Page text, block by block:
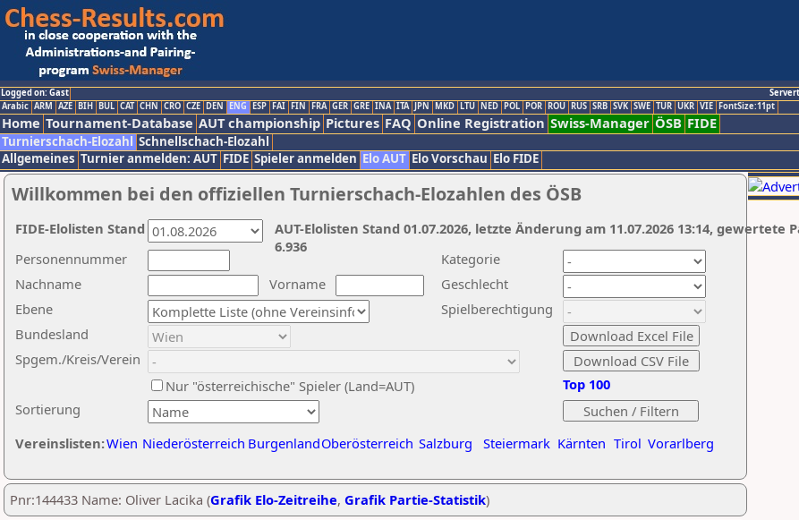
Logged on: Gast
Arabic ARM AZE BIH BUL CAT CHN CRO CZE DEN ENG ESP FAI FIN FRA GER GRE INA ITA JPN MKD LTU NED POL POR ROU RUS SRB SVK SWE TUR UKR VIE FontSize:11pt
Home Tournament-Database AUT championship Pictures FAQ Online Registration Swiss-Manager ÖSB FIDE
Turnierschach-Elozahl Schnellschach-Elozahl
Allgemeines Turnier anmelden: AUT FIDE Spieler anmelden Elo AUT Elo Vorschau Elo FIDE
Willkommen bei den offiziellen Turnierschach-Elozahlen des ÖSB
Nachname
Vorname
Ebene
Kategorie
Sortierung
Personennummer
Bundesland
Spgem./Kreis/Verein
Geschlecht
Nur "österreichische" Spieler (Land=AUT)
Spielberechtigung
Vereinslisten:Wien Niederösterreich BurgenlandOberösterreich Salzburg Steiermark Kärnten Tirol Vorarlberg
Top 100
AUT-Elolisten Stand 01.07.2026, letzte Änderung am 11.07.2026 13:14, gewertete
6.936
FIDE-Elolisten Stand
Pnr:144433 Name: Oliver Lacika (Grafik Elo-Zeitreihe, Grafik Partie-Statistik)